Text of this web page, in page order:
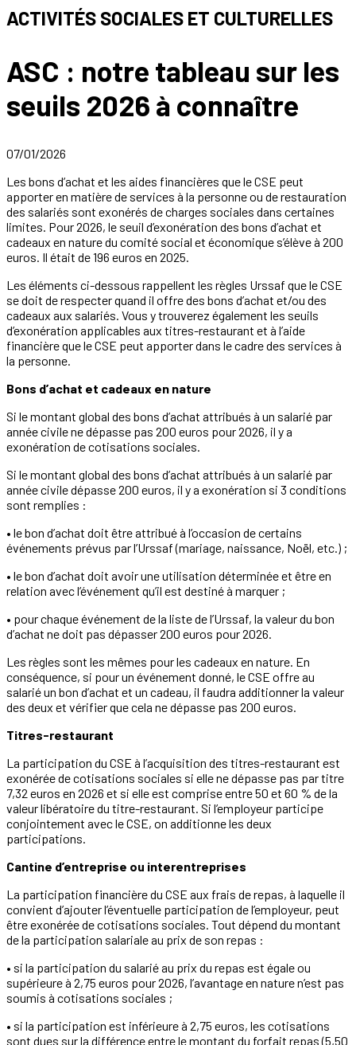
ACTIVITÉS SOCIALES ET CULTURELLES
ASC : notre tableau sur les
seuils 2026 à connaître
07/01/2026
Les bons d’achat et les aides financières que le CSE peut
apporter en matière de services à la personne ou de restauration
des salariés sont exonérés de charges sociales dans certaines
limites. Pour 2026, le seuil d’exonération des bons d’achat et
cadeaux en nature du comité social et économique s’élève à 200
euros. Il était de 196 euros en 2025.
Les éléments ci-dessous rappellent les règles Urssaf que le CSE
se doit de respecter quand il offre des bons d’achat et/ou des
cadeaux aux salariés. Vous y trouverez également les seuils
d’exonération applicables aux titres-restaurant et à l’aide
financière que le CSE peut apporter dans le cadre des services à
la personne.
Bons d’achat et cadeaux en nature
Si le montant global des bons d’achat attribués à un salarié par
année civile ne dépasse pas 200 euros pour 2026, il y a
exonération de cotisations sociales.
Si le montant global des bons d’achat attribués à un salarié par
année civile dépasse 200 euros, il y a exonération si 3 conditions
sont remplies :
• le bon d’achat doit être attribué à l’occasion de certains
événements prévus par l’Urssaf (mariage, naissance, Noël, etc.) ;
• le bon d’achat doit avoir une utilisation déterminée et être en
relation avec l’événement qu’il est destiné à marquer ;
• pour chaque événement de la liste de l’Urssaf, la valeur du bon
d’achat ne doit pas dépasser 200 euros pour 2026.
Les règles sont les mêmes pour les cadeaux en nature. En
conséquence, si pour un événement donné, le CSE offre au
salarié un bon d’achat et un cadeau, il faudra additionner la valeur
des deux et vérifier que cela ne dépasse pas 200 euros.
Titres-restaurant
La participation du CSE à l’acquisition des titres-restaurant est
exonérée de cotisations sociales si elle ne dépasse pas par titre
7,32 euros en 2026 et si elle est comprise entre 50 et 60 % de la
valeur libératoire du titre-restaurant. Si l’employeur participe
conjointement avec le CSE, on additionne les deux
participations.
Cantine d’entreprise ou interentreprises
La participation financière du CSE aux frais de repas, à laquelle il
convient d’ajouter l’éventuelle participation de l’employeur, peut
être exonérée de cotisations sociales. Tout dépend du montant
de la participation salariale au prix de son repas :
• si la participation du salarié au prix du repas est égale ou
supérieure à 2,75 euros pour 2026, l’avantage en nature n’est pas
soumis à cotisations sociales ;
• si la participation est inférieure à 2,75 euros, les cotisations
sont dues sur la différence entre le montant du forfait repas (5,50